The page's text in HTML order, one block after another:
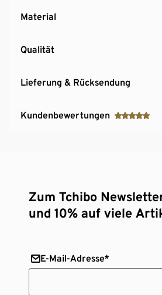
Material
Qualität
Lieferung & Rücksendung
Kundenbewertungen
Zum Tchibo
und 10% auf viele
E-Mail-Adresse*